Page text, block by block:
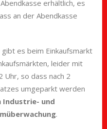
erhältlich, es
an der Abendkasse
es beim Einkaufsmarkt
leider mit
Uhr, so dass nach 2
umgeparkt werden
Industrie- und
.